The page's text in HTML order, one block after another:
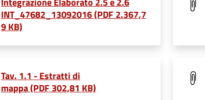
INT_47682_13092016 (PDF 2.367,7
9 KB)
Tav. 1.1 - Estratti di
mappa (PDF 302,81 KB)